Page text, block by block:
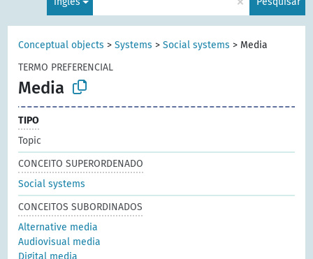
Conceptual objects >Systems >Social systems > Media
TERMO PREFERENCIAL
Media
TIPO
Topic
CONCEITO SUPERORDENADO
Social systems
CONCEITOS SUBORDINADOS
Alternative media
Audiovisual media
Digital media